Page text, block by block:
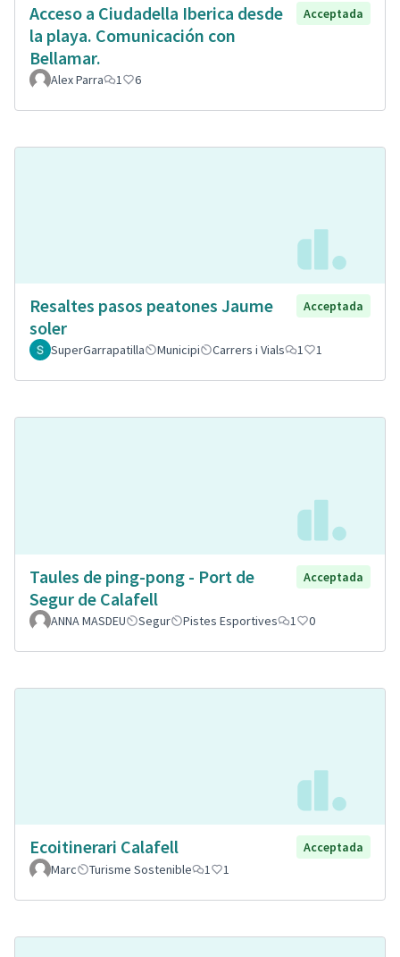
Acceso a Ciudadella Iberica desde
la playa. Comunicación con
Bellamar.
Acceptada
Alex Parra 1 6
Resaltes pasos peatones Jaume
soler
Acceptada
SuperGarrapatilla Municipi Carrers i Vials 1 1
Taules de ping-pong - Port de
Segur de Calafell
Acceptada
ANNA MASDEU Segur Pistes Esportives 1 0
Ecoitinerari Calafell
Acceptada
Marc
Turisme Sostenible 1 1